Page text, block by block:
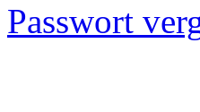
Passwort